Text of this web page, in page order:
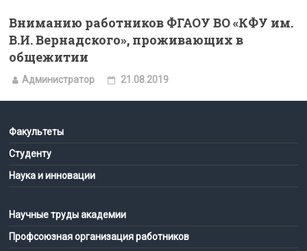
Вниманию работников ФГАОУ ВО «КФУ им.
В.И. Вернадского», проживающих в
общежитии
Администратор 21.08.2019
Факультеты
Студенту
Наука и инновации
Научные труды академии
Профсоюзная организация работников